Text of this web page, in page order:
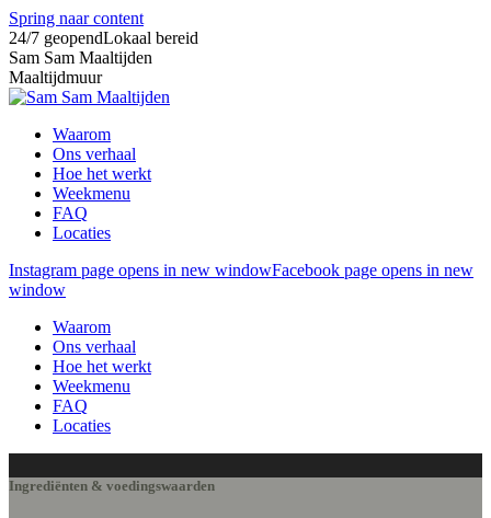
Spring naar content
24/7 geopendLokaal bereid
Sam Sam Maaltijden
Maaltijdmuur
Waarom
Ons verhaal
Hoe het werkt
Weekmenu
FAQ
Locaties
Instagram page opens in new windowFacebook page opens in new
window
Waarom
Ons verhaal
Hoe het werkt
Weekmenu
FAQ
Locaties
Ingrediënten & voedingswaarden